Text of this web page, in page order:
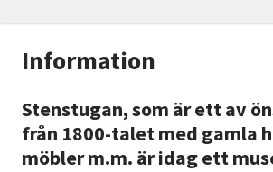
Information
Stenstugan, som är ett av
från 1800-talet med gamla
möbler m.m. är idag ett